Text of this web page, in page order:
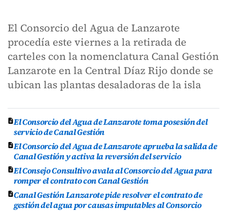
El Consorcio del Agua de Lanzarote
procedía este viernes a la retirada de
carteles con la nomenclatura Canal Gestión
Lanzarote en la Central Díaz Rijo donde se
ubican las plantas desaladoras de la isla
El Consorcio del Agua de Lanzarote toma posesión del
servicio de Canal Gestión
El Consorcio del Agua de Lanzarote aprueba la salida de
Canal Gestión y activa la reversión del servicio
El Consejo Consultivo avala al Consorcio del Agua para
romper el contrato con Canal Gestión
Canal Gestión Lanzarote pide resolver el contrato de
gestión del agua por causas imputables al Consorcio